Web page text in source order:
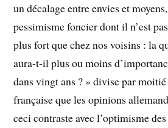
un décalage entre envies et
pessimisme foncier dont il n’est
plus fort que chez nos voisins : la
aura-t-il plus ou moins
dans vingt ans ? » divise par
française que les opinions
ceci contraste avec l’optimisme